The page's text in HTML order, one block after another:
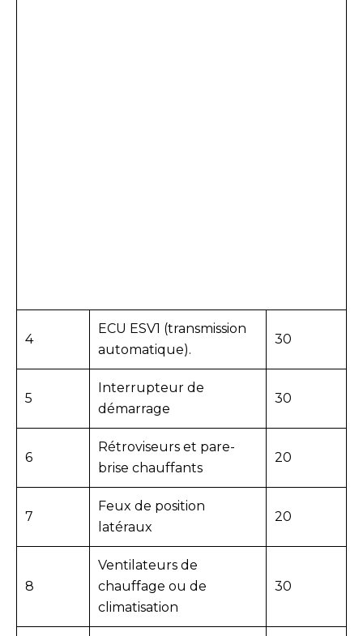
4
ECU ESV1 (transmission
automatique).
30
5
Interrupteur de
démarrage
30
6
Rétroviseurs et pare-
brise chauffants
20
7
Feux de position
latéraux
20
8
Ventilateurs de
chauffage ou de
climatisation
30